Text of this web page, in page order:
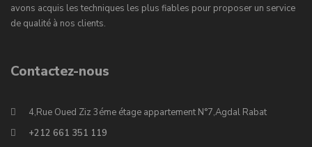
avons acquis les techniques les plus fiables pour proposer un service
de qualité à nos clients.
Contactez-nous
4,Rue Oued Ziz 3éme étage appartement N°7,Agdal Rabat
+212 661 351 119